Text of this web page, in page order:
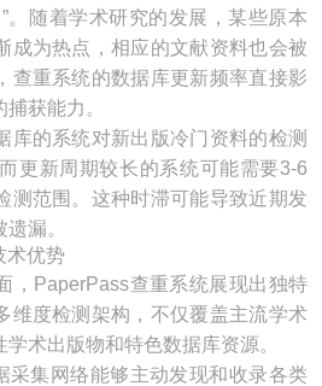
。随着学术研究的发展，某些原本
成为热点，相应的文献资料也会被
查重系统的数据库更新频率直接影
获能力。
库的系统对新出版冷门资料的检测
更新周期较长的系统可能需要3-6
测范围。这种时滞可能导致近期发
漏。
术优势
，PaperPass查重系统展现出独特
维度检测架构，不仅覆盖主流学术
术出版物和特色数据库资源。
采集网络能够主动发现和收录各类